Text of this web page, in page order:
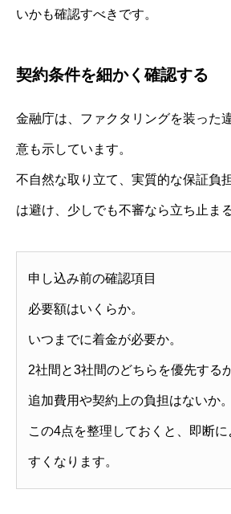
いかも確認すべきです。
契約条件を細かく確認する
金融庁は、ファクタリングを装った
意も示しています。
不自然な取り立て、実質的な保証負
は避け、少しでも不審なら立ち止ま
申し込み前の確認項目
必要額はいくらか。
いつまでに着金が必要か。
2社間と3社間のどちらを優先するか
追加費用や契約上の負担はないか。
この4点を整理しておくと、即断
すくなります。